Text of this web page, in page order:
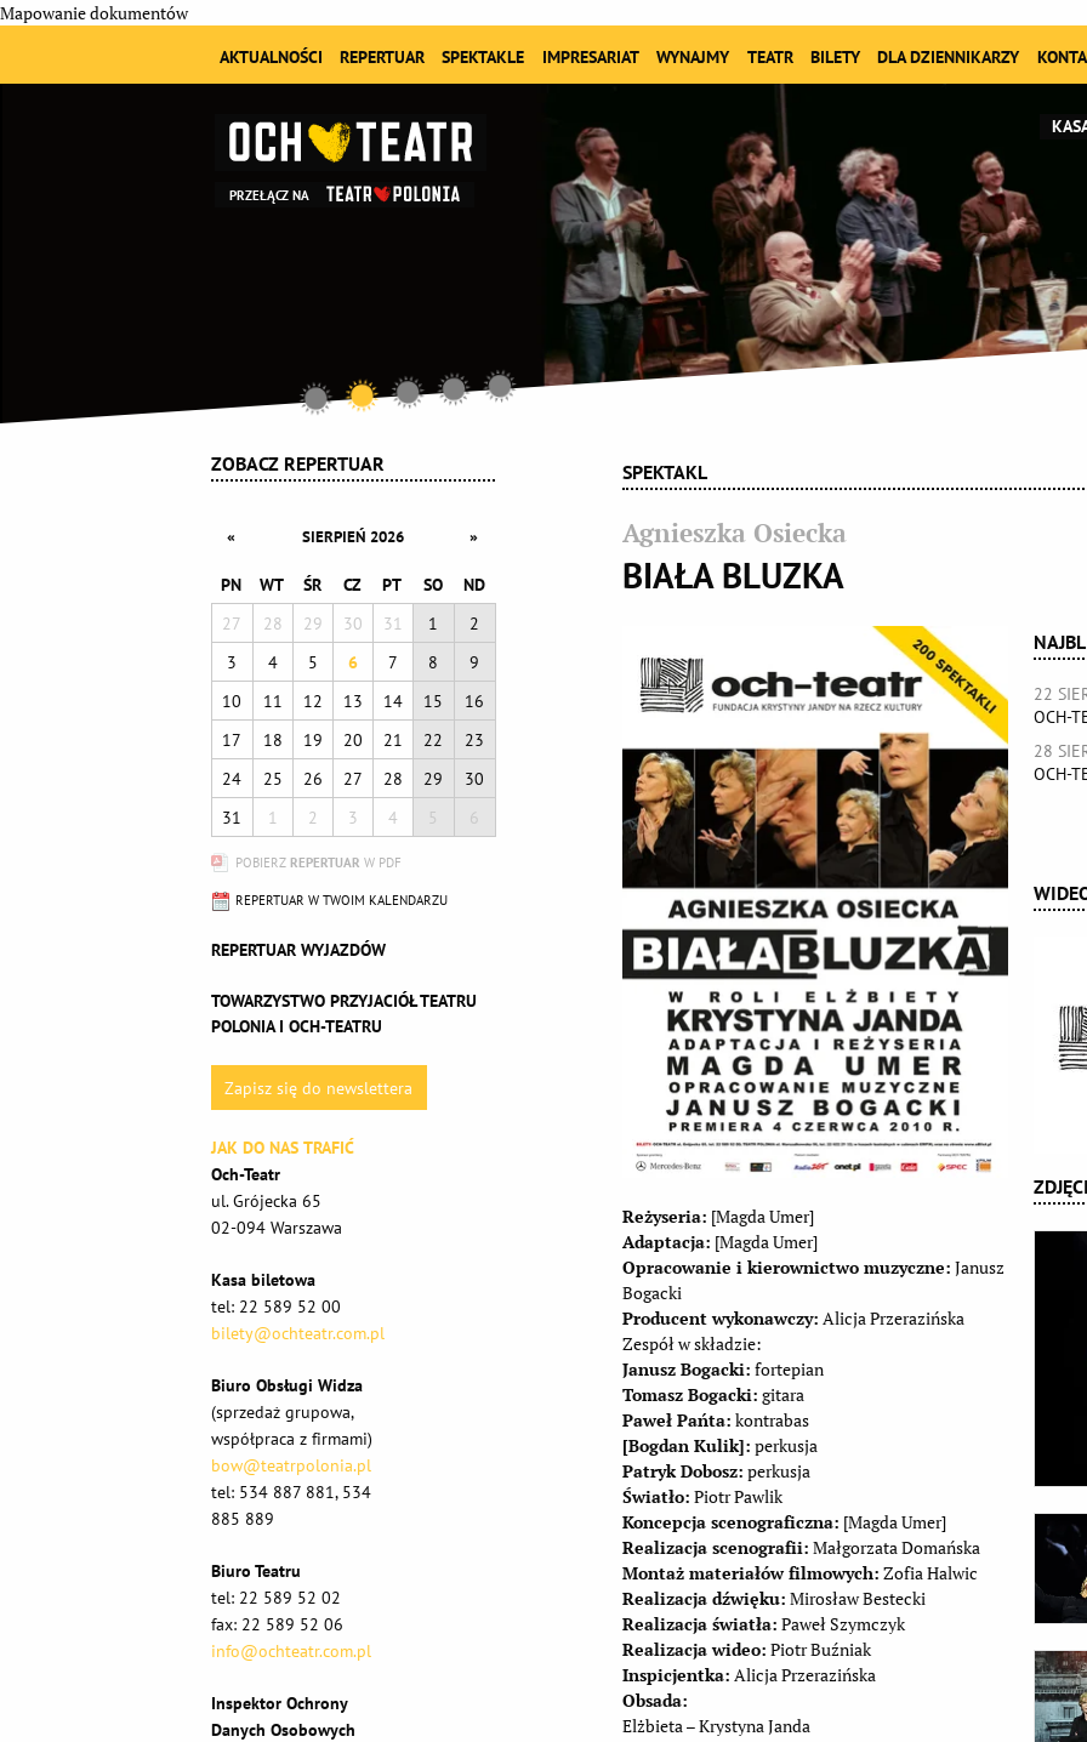
Mapowanie dokumentów
AKTUALNOŚCI REPERTUAR SPEKTAKLE IMPRESARIAT WYNAJMY TEATR BILETY DLA DZIENNIKARZY
PRZEŁĄCZ NA
ZOBACZ REPERTUAR
« SIERPIEŃ 2026 »
PN WT ŚR CZ PT SO
ND
27
28 29 30 31 1
2
3
4 5 6 7 8
9
10
11 12 13 14 15
16
17
18 19 20 21 22
23
24
25 26 27 28 29
30
31
1 2 3 4 5 6
POBIERZ REPERTUAR W PDF
REPERTUAR W TWOIM KALENDARZU
REPERTUAR WYJAZDÓW
TOWARZYSTWO PRZYJACIÓŁ TEATRU
POLONIA I OCH-TEATRU
Zapisz się do newslettera
JAK DO NAS TRAFIĆ
Och-Teatr
ul. Grójecka 65
02-094 Warszawa
Kasa biletowa
tel: 22 589 52 00
bilety@ochteatr.com.pl
Biuro Obsługi Widza
(sprzedaż grupowa,
współpraca z firmami)
bow@teatrpolonia.pl
tel: 534 887 881, 534
885 889
Biuro Teatru
tel: 22 589 52 02
fax: 22 589 52 06
info@ochteatr.com.pl
Inspektor Ochrony
Danych Osobowych
SPEKTAKL
Agnieszka Osiecka
BIAŁA BLUZKA
Reżyseria: [Magda Umer]
Adaptacja: [Magda Umer]
Opracowanie i kierownictwo muzyczne: Janusz
Bogacki
Producent wykonawczy: Alicja Przerazińska
Zespół w składzie:
Janusz Bogacki: fortepian
Tomasz Bogacki: gitara
Paweł Pańta: kontrabas
[Bogdan Kulik]: perkusja
Patryk Dobosz: perkusja
Światło: Piotr Pawlik
Koncepcja scenograficzna: [Magda Umer]
Realizacja scenografii: Małgorzata Domańska
Montaż materiałów filmowych: Zofia Halwic
Realizacja dźwięku: Mirosław Bestecki
Realizacja światła: Paweł Szymczyk
Realizacja wideo: Piotr Buźniak
Inspicjentka: Alicja Przerazińska
Obsada:
Elżbieta – Krystyna Janda
22
OCH-
28
OCH-